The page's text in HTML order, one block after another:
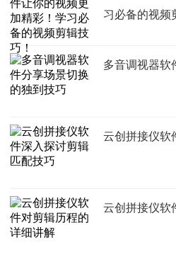
习必备的视频
多音调视器软
云创拼接仪软
云创拼接仪软